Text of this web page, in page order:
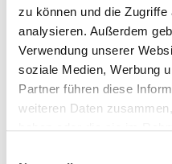
zu können und die
analysieren. Außerdem
Verwendung unserer
soziale Medien, Werbung
Partner führen diese
weiteren Daten
haben oder die sie im
Der Prozess des
Schreibens kann
Wissen eine
darstellen.
denTechniken
Kurses, wird die